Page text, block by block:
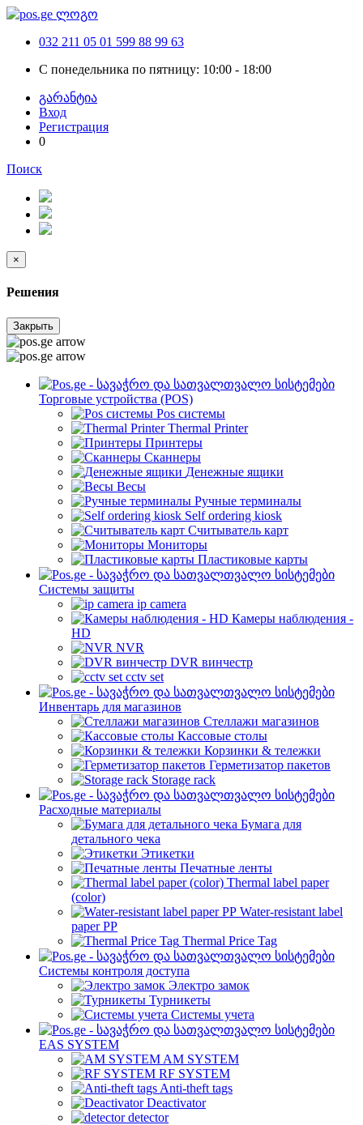
032 211 05 01 599 88 99 63
С понедельника по пятницу: 10:00 - 18:00
გარანტია
Вход
Регистрация
0
Поиск
×
Решения
Закрыть
Торговые устройства (POS)
Pos системы
Thermal Printer
Принтеры
Сканнеры
Денежные ящики
Весы
Ручные терминалы
Self ordering kiosk
Считыватель карт
Мониторы
Пластиковые карты
Cистемы защиты
ip camera
Камеры наблюдения -
HD
NVR
DVR винчестр
cctv set
Инвентарь для магазинов
Стеллажи магазинов
Кассовые столы
Корзинки & тележки
Герметизатор пакетов
Storage rack
Расходные материалы
Бумага для
детального чека
Этикетки
Печатные ленты
Thermal label paper
(color)
Water-resistant label
paper PP
Thermal Price Tag
Системы контроля доступа
Электро замок
Турникеты
Cистемы учета
EAS SYSTEM
AM SYSTEM
RF SYSTEM
Anti-theft tags
Deactivator
detector